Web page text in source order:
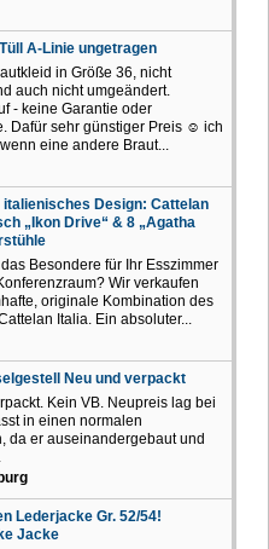
A-Linie ungetragen
in Größe 36, nicht
auch nicht umgeändert.
- keine Garantie oder
Dafür sehr günstiger Preis ☺️ ich
eine andere Braut...
italienisches Design: Cattelan
„Ikon Drive“ & 8 „Agatha
Besondere für Ihr Esszimmer
Wir verkaufen
originale Kombination des
Italia. Ein absoluter...
Neu und verpackt
Kein VB. Neupreis lag bei
in einen normalen
da er auseinandergebaut und
Lederjacke Gr. 52/54!
Jacke